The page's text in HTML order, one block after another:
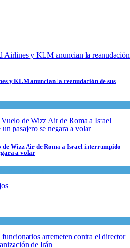
y KLM anuncian la reanudación de sus
de Wizz Air de Roma a Israel interrumpido
a volar